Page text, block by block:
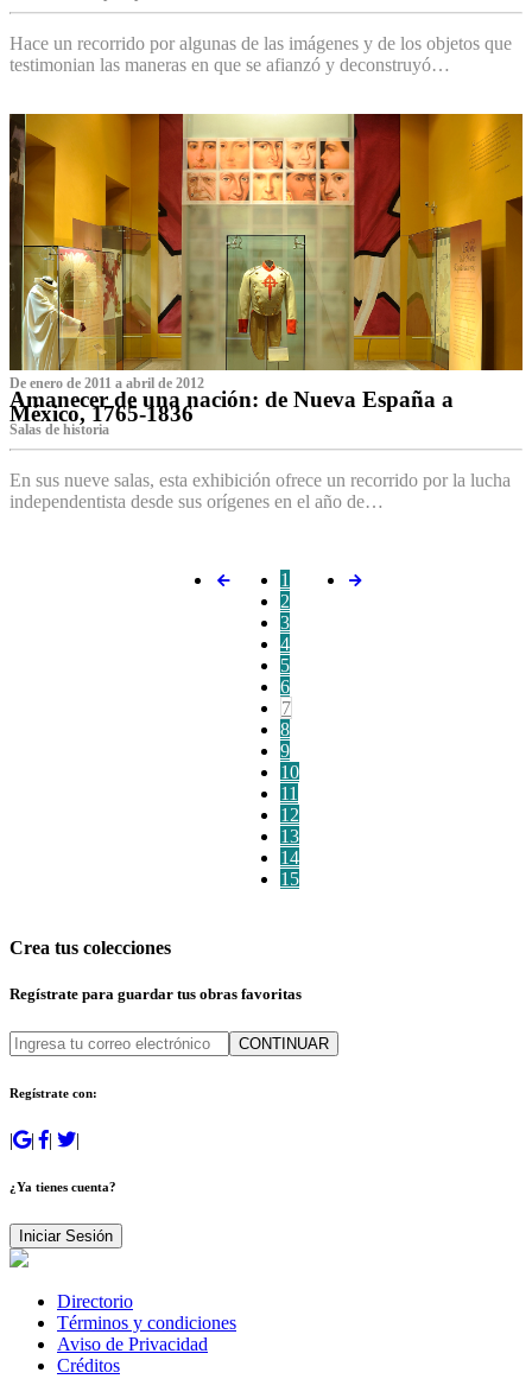
Hace un recorrido por algunas de las imágenes y de los objetos que
testimonian las maneras en que se afianzó y deconstruyó…
De enero de 2011 a abril de 2012
Amanecer de una nación: de Nueva España a
México, 1765-1836
Salas de historia
En sus nueve salas, esta exhibición ofrece un recorrido por la lucha
independentista desde sus orígenes en el año de…
1
2
3
4
5
6
7
8
9
10
11
12
13
14
15
Crea tus colecciones
Regístrate para guardar tus obras favoritas
CONTINUAR
Regístrate con:
| | | |
¿Ya tienes cuenta?
Iniciar Sesión
Directorio
Términos y condiciones
Aviso de Privacidad
Créditos